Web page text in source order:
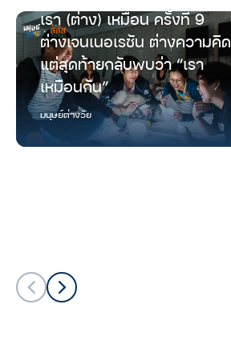
เรา (ต่าง) เหมือน ครั้งที่ 9
ต่างเจนเนอเรชัน ต่างความคิด
แต่สุดท้ายกลับพบว่า “เรา
เหมือนกัน”
มนุษย์ต่างวัย